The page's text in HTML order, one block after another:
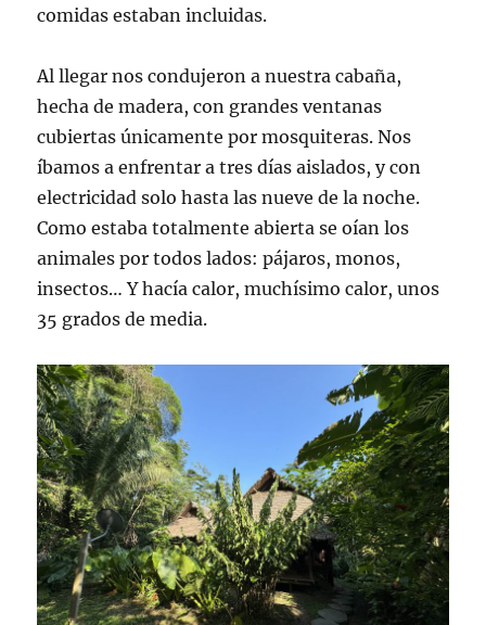
comidas estaban incluidas.
Al llegar nos condujeron a nuestra cabaña,
hecha de madera, con grandes ventanas
cubiertas únicamente por mosquiteras. Nos
íbamos a enfrentar a tres días aislados, y con
electricidad solo hasta las nueve de la noche.
Como estaba totalmente abierta se oían los
animales por todos lados: pájaros, monos,
insectos… Y hacía calor, muchísimo calor, unos
35 grados de media.